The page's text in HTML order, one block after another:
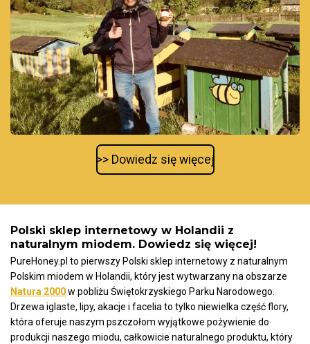
>> Dowiedz się więcej
Polski sklep internetowy w Holandii z
naturalnym miodem. Dowiedz się więcej!
PureHoney.pl to pierwszy Polski sklep internetowy z naturalnym
Polskim miodem w Holandii, który jest wytwarzany na obszarze
Natura 2000w pobliżu Świętokrzyskiego Parku Narodowego.
Drzewa iglaste, lipy, akacje i facelia to tylko niewielka część flory,
która oferuje naszym pszczołom wyjątkowe pożywienie do
produkcji naszego miodu, całkowicie naturalnego produktu, który